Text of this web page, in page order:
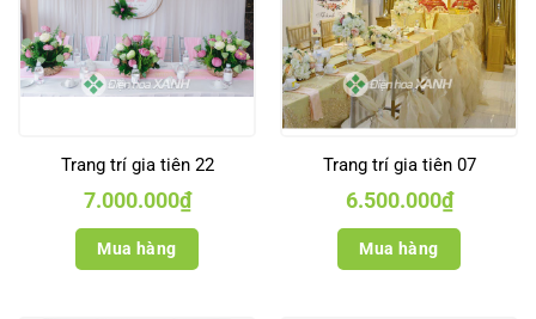
Trang trí gia tiên 22
7.000.000₫
Mua hàng
Trang trí gia tiên 07
6.500.000₫
Mua hàng